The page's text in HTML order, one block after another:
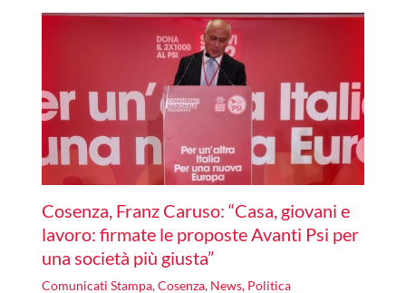
Cosenza, Franz Caruso: “Casa, giovani e
lavoro: firmate le proposte Avanti Psi per
una società più giusta”
Comunicati Stampa,Cosenza, News, Politica